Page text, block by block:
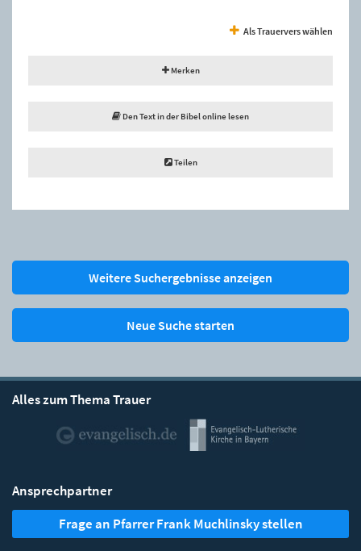
Als Trauervers wählen
Merken
Den Text in der Bibel online lesen
Teilen
Weitere Suchergebnisse anzeigen
Neue Suche starten
Alles zum Thema Trauer
Ansprechpartner
Frage an Pfarrer Frank Muchlinsky stellen